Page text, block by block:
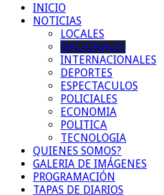
INICIO
NOTICIAS
LOCALES
NACIONALES
INTERNACIONALES
DEPORTES
ESPECTACULOS
POLICIALES
ECONOMIA
POLITICA
TECNOLOGIA
QUIENES SOMOS?
GALERIA DE IMÁGENES
PROGRAMACIÓN
TAPAS DE DIARIOS